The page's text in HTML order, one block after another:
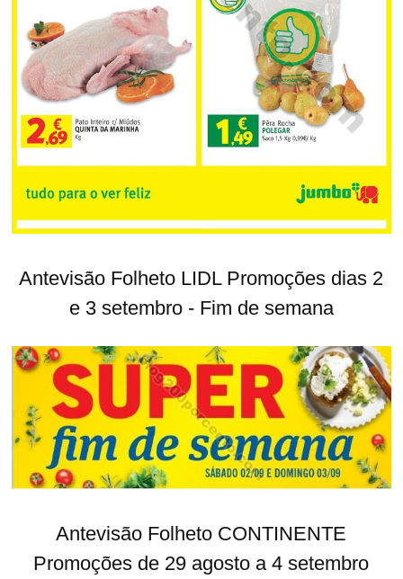
Antevisão Folheto LIDL Promoções dias 2
e 3 setembro - Fim de semana
Antevisão Folheto CONTINENTE
Promoções de 29 agosto a 4 setembro